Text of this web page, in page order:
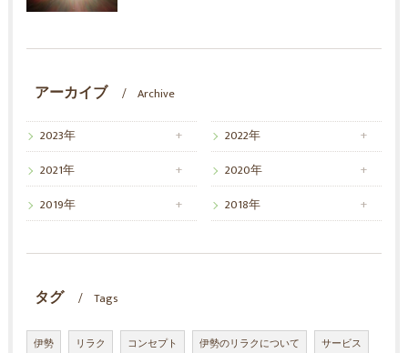
アーカイブ Archive
2023年
2022年
2021年
2020年
2019年
2018年
タグ Tags
伊勢 リラク コンセプト 伊勢のリラクについて サービス